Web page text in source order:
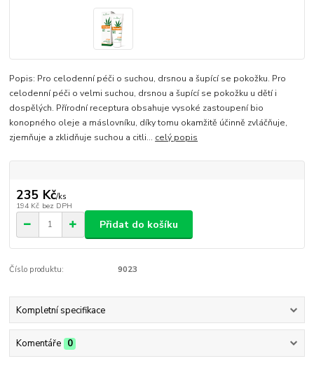
Popis: Pro celodenní péči o suchou, drsnou a šupící se pokožku. Pro
celodenní péči o velmi suchou, drsnou a šupící se pokožku u dětí i
dospělých. Přírodní receptura obsahuje vysoké zastoupení bio
konopného oleje a máslovníku, díky tomu okamžitě účinně zvláčňuje,
zjemňuje a zklidňuje suchou a citli... celý popis
235 Kč/ks
194 Kč bez DPH
Přidat do košíku
Číslo produktu: 9023
Kompletní specifikace
Komentáře 0